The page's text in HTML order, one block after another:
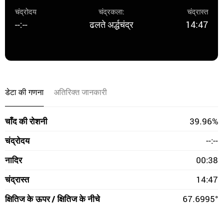
चंद्रोदय
--:--
चंद्रकला:
ढलते अर्द्धचंद्र
चंद्रास्त
14:47
डेटा की गणना अतिरिक्त जानकारी
चाँद की रोशनी
39.96%
चंद्रोदय
--:--
नादिर
00:38
चंद्रास्त
14:47
क्षितिज के ऊपर / क्षितिज के नीचे
67.6995°